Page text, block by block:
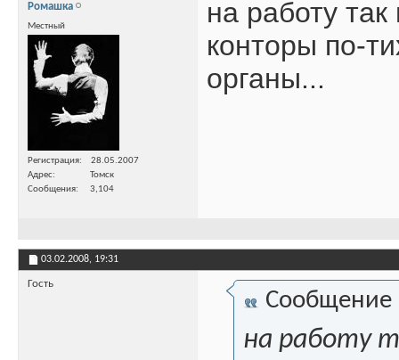
Ромашка
Местный
Регистрация
28.05.2007
Адрес
Томск
Сообщения
3,104
на работу
конторы по-
органы...
03.02.2008, 19:31
Гость
Сообщение
на работу